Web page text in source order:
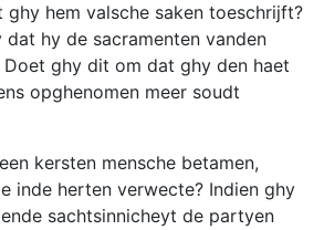
hem valsche saken toeschrijft?
hy de sacramenten vanden
ghy dit om dat ghy den haet
opghenomen meer soudt
kersten mensche betamen,
inde herten verwecte? Indien ghy
sachtsinnicheyt de partyen